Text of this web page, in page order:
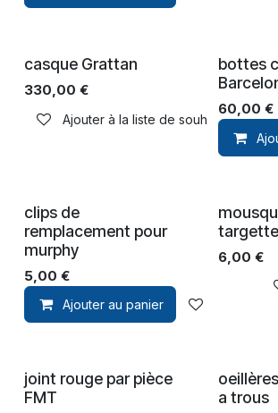
casque Grattan
330,00 €
Ajouter à la liste de souhaits
bottes
60,00 €
clips de
remplacement pour
murphy
5,00 €
Ajouter au panier
targette
6,00 €
joint rouge par pièce
FMT
a trous